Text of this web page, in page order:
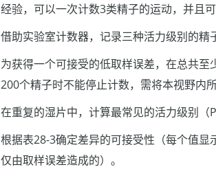
经验，可以一次计数3类精子的运动，并且
借助实验室计数器，记录三种活力级别的精
为获得一个可接受的低取样误差，在总共
200个精子时不能停止计数，需将本视野内
在重复的湿片中，计算最常见的活力级别（
根据表28-3确定差异的可接受性（每个值
仅由取样误差造成的）。